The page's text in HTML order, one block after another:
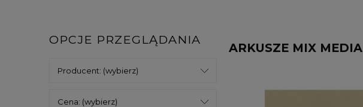
OPCJE PRZEGLĄDANIA
Producent: (wybierz)
Cena: (wybierz)
ARKUSZE MIX MEDIA